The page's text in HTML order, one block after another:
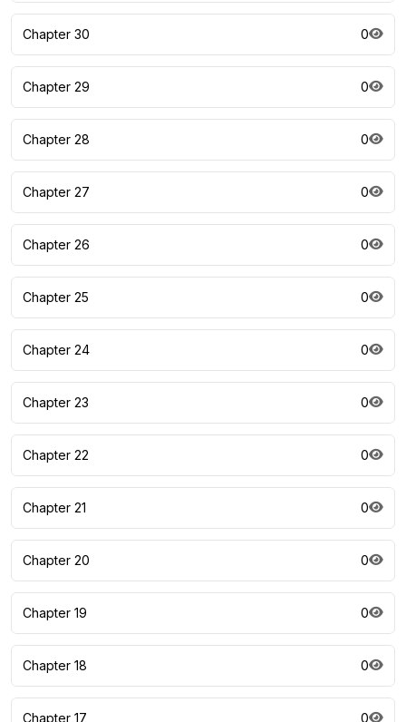
Chapter 30 0
Chapter 29 0
Chapter 28 0
Chapter 27 0
Chapter 26 0
Chapter 25 0
Chapter 24 0
Chapter 23 0
Chapter 22 0
Chapter 21 0
Chapter 20 0
Chapter 19 0
Chapter 18 0
Chapter 17 0